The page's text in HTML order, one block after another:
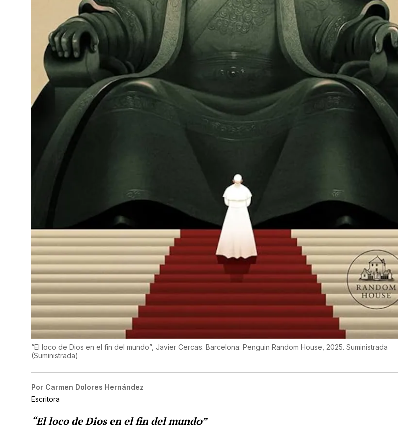
“El loco de Dios en el fin del mundo”, Javier Cercas. Barcelona: Penguin Random House, 2025. Suministrada
(Suministrada)
Por Carmen Dolores Hernández
Escritora
“El loco de Dios en el fin del mundo”